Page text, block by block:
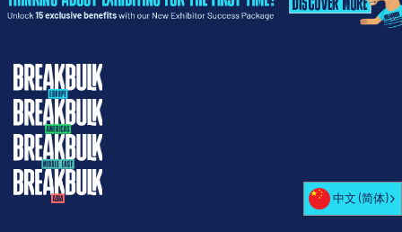
中文 (简体)